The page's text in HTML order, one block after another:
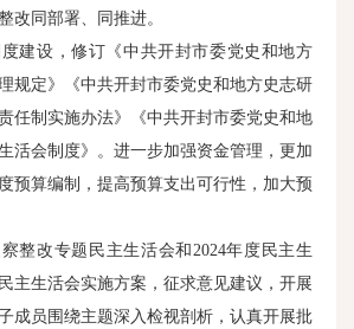
改同部署、同推进。
建设，修订《中共开封市委党史和地方
规定》《中共开封市委党史和地方史志研
任制实施办法》《中共开封市委党史和地
活会制度》。进一步加强资金管理，更加
预算编制，提高预算支出可行性，加大预
整改专题民主生活会和2024年度民主生
主生活会实施方案，征求意见建议，开展
成员围绕主题深入检视剖析，认真开展批